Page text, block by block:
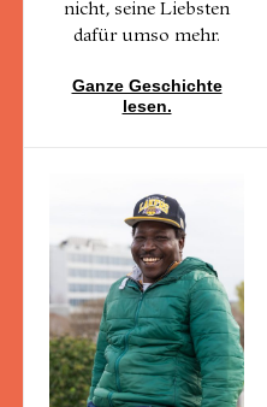
nicht, seine Liebsten
dafür umso mehr.
Ganze Geschichte
lesen.